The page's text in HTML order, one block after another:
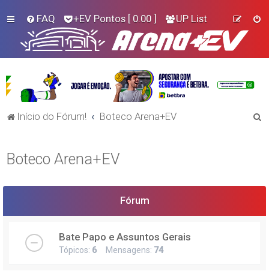
FAQ +EV Pontos [ 0.00 ] UP List
Início do Fórum! Boteco Arena+EV
s
Boteco Arena+EV
Fórum
Bate Papo e Assuntos Gerais
Tópicos: 6 Mensagens: 74